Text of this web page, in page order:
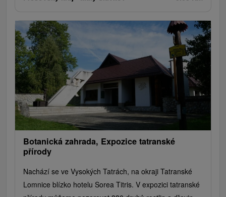
Botanická zahrada, Expozice tatranské
přírody
Nachází se ve Vysokých Tatrách, na okraji Tatranské
Lomnice blízko hotelu Sorea Titris. V expozici tatranské